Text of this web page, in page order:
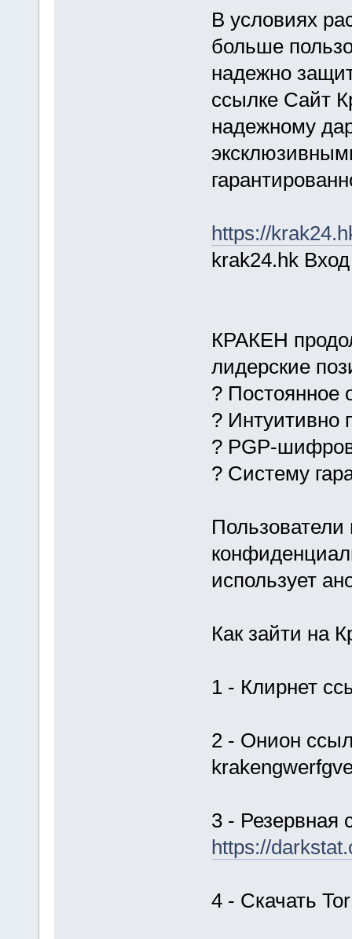
В условиях
больше
надежно
ссылке Сайт
надежному
https://
krak24.hk Вход
КРАКЕН
лидерские
? Постоянное
? Интуитивно
? PGP-
? Систему
использует
Как зайти на
1 - Клирнет
2 - Онион
3 - Резервная
https://
4 - Скачать